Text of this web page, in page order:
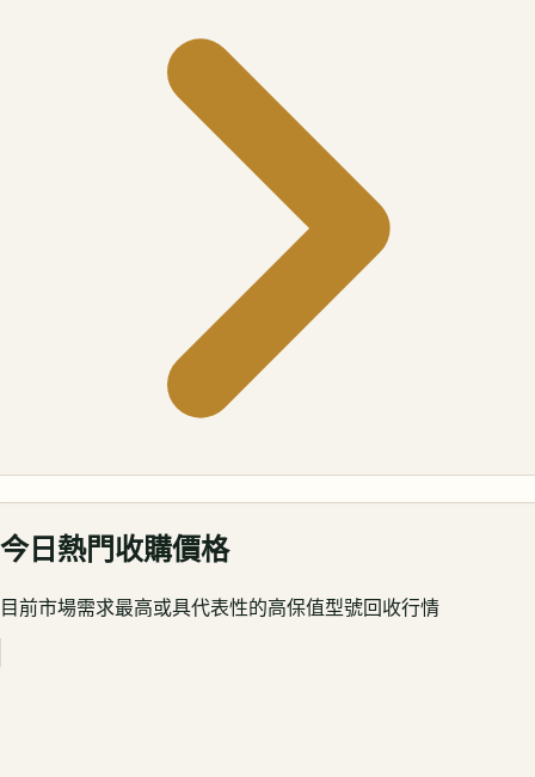
今日熱門收購價格
目前市場需求最高或具代表性的高保值型號回收行情